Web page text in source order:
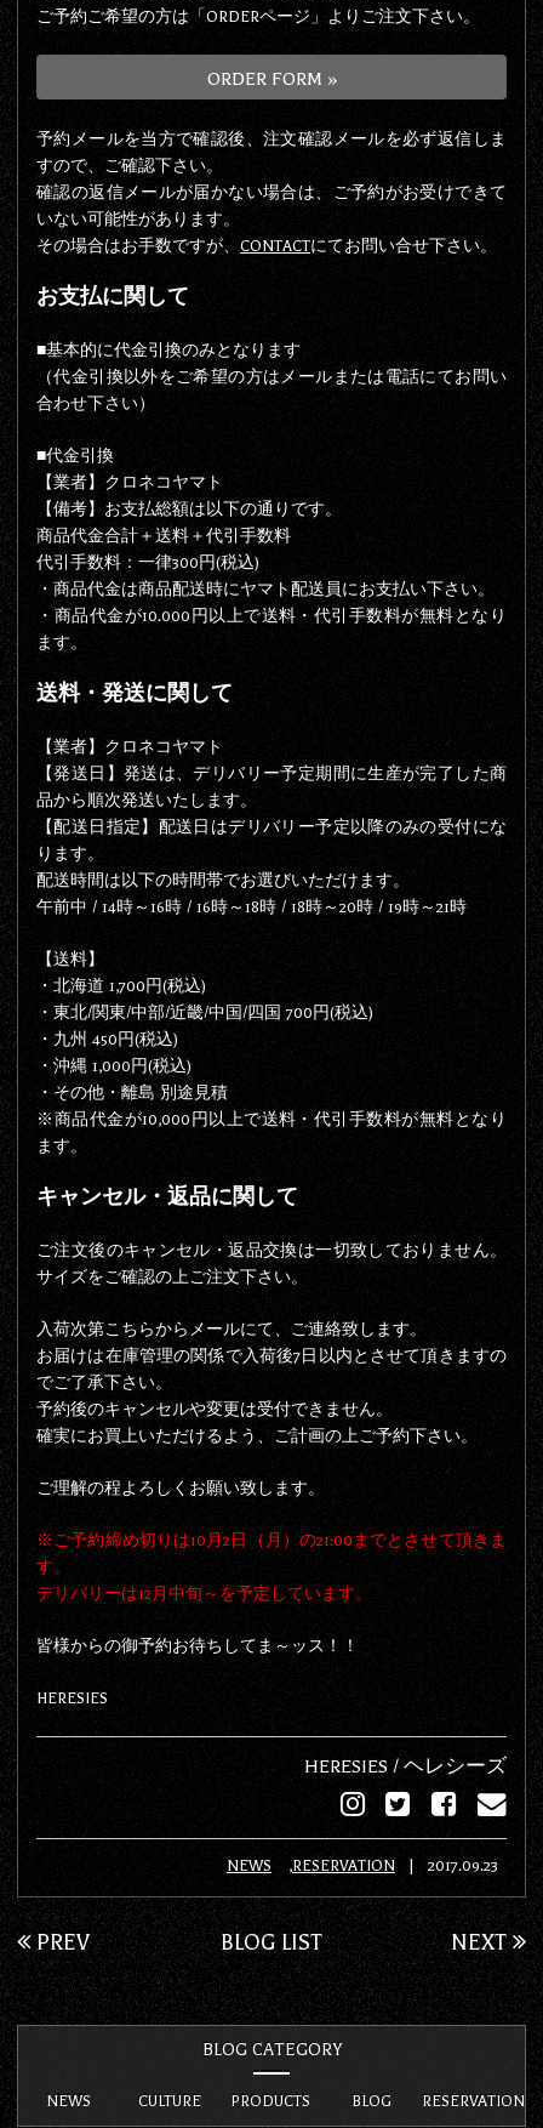
ご予約ご希望の方は「ORDERページ」よりご注文下さい。
ORDER FORM »
予約メールを当方で確認後、注文確認メールを必ず返信しま
すので、ご確認下さい。
確認の返信メールが届かない場合は、ご予約がお受けできて
いない可能性があります。
その場合はお手数ですが、CONTACTにてお問い合せ下さい。
お支払に関して
■基本的に代金引換のみとなります
（代金引換以外をご希望の方はメールまたは電話にてお問い
合わせ下さい）
■代金引換
【業者】クロネコヤマト
【備考】お支払総額は以下の通りです。
商品代金合計＋送料＋代引手数料
代引手数料：一律300円(税込)
・商品代金は商品配送時にヤマト配送員にお支払い下さい。
・商品代金が10.000 円以上で送料・代引手数料が無料 となり
ます。
送料・発送に関して
【業者】クロネコヤマト
【発送日】発送は、デリバリー予定期間に生産が完了した商
品から順次発送いたします。
【配送日指定】配送日はデリバリー予定以降のみの受付にな
ります。
配送時間は以下の時間帯でお選びいただけます。
午前中 / 14時～16時 / 16時～18時 / 18時～20時 / 19時～21時
【送料】
・北海道 1,700円(税込)
・東北/関東/中部/近畿/中国/四国 700円(税込)
・九州 450円(税込)
・沖縄 1,000円(税込)
・その他・離島 別途見積
※商品代金が10,000円以上で送料・代引手数料が無料 となり
ます。
キャンセル・返品に関して
ご注文後のキャンセル・返品交換は一切致しておりません。
サイズをご確認の上ご注文下さい。
入荷次第こちらからメールにて、ご連絡致します。
お届けは在庫管理の関係で入荷後7日以内とさせて頂きますの
でご了承下さい。
予約後のキャンセルや変更は受付できません。
確実にお買上いただけるよう、ご計画の上ご予約下さい。
ご理解の程よろしくお願い致します。
※ご予約締め切りは10月2日（月）の21:00までとさせて頂きま
す。
デリバリーは12月中旬～を予定しています。
皆様からの御予約お待ちしてま～ッス！！
HERESIES
HERESIES / ヘレシーズ
NEWS RESERVATION | 2017.09.23
PREV NEXT
BLOG LIST
BLOG CATEGORY
NEWS CULTURE PRODUCTS BLOG RESERVATION